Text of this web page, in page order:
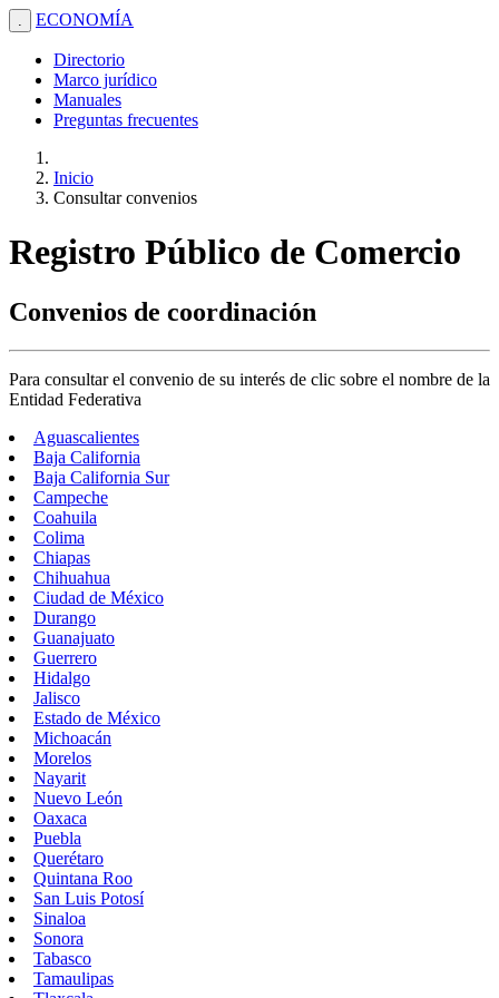
. ECONOMÍA
Directorio
Marco jurídico
Manuales
Preguntas frecuentes
Inicio
Consultar convenios
Registro Público de Comercio
Convenios de coordinación
Para consultar el convenio de su interés de clic sobre el nombre de la
Entidad Federativa
Aguascalientes
Baja California
Baja California Sur
Campeche
Coahuila
Colima
Chiapas
Chihuahua
Ciudad de México
Durango
Guanajuato
Guerrero
Hidalgo
Jalisco
Estado de México
Michoacán
Morelos
Nayarit
Nuevo León
Oaxaca
Puebla
Querétaro
Quintana Roo
San Luis Potosí
Sinaloa
Sonora
Tabasco
Tamaulipas